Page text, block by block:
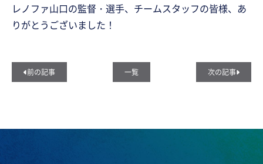
レノファ山口の監督・選手、チームスタッフの皆様、あ
りがとうございました！
前の記事 一覧 次の記事